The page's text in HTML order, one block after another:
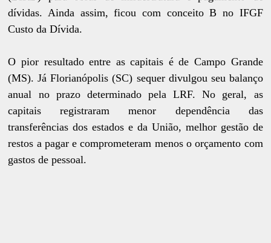
dívidas. Ainda assim, ficou com conceito B no IFGF
Custo da Dívida.
O pior resultado entre as capitais é de Campo Grande
(MS). Já Florianópolis (SC) sequer divulgou seu balanço
anual no prazo determinado pela LRF. No geral, as
capitais registraram menor dependência das
transferências dos estados e da União, melhor gestão de
restos a pagar e comprometeram menos o orçamento com
gastos de pessoal.